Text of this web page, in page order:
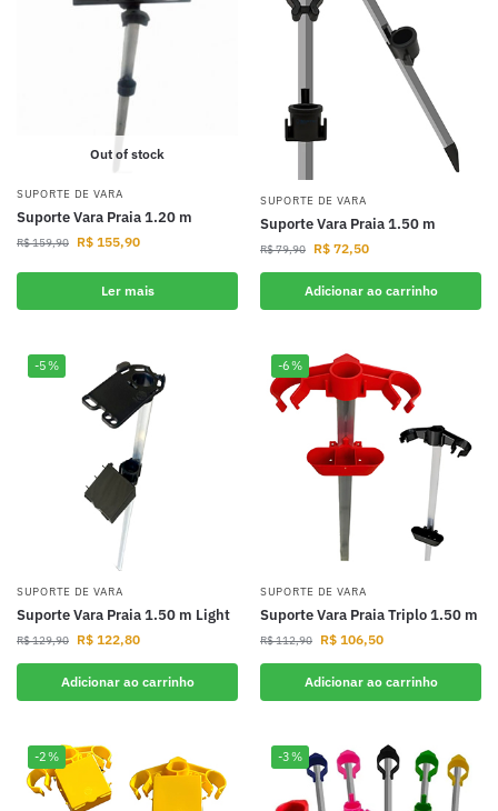
Out of stock
SUPORTE DE VARA
Suporte Vara Praia 1.20 m
R$159,90 R$ 155,90
Ler mais
SUPORTE DE VARA
Suporte Vara Praia 1.50 m
R$79,90 R$ 72,50
Adicionar ao carrinho
-5%
SUPORTE DE VARA
Suporte Vara Praia 1.50 m Light
R$129,90 R$ 122,80
Adicionar ao carrinho
-6%
SUPORTE DE VARA
Suporte Vara Praia Triplo 1.50 m
R$112,90 R$ 106,50
Adicionar ao carrinho
-2% -3%